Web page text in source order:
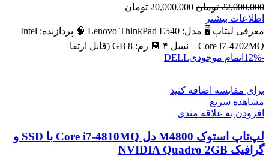
22,000,000 تومان قیمت
22,000,000 تومان
20,000,000 تومان
20,000,000 تومان
است.
اطلاعات بیشتر
معرفی لپتاپ 🖥️ مدل: Lenovo ThinkPad E540 🧠 پردازنده: Intel
Core i7‑4702MQ – نسل ۴ 💾 رم: 8 GB (قابل ارتقا
-12%
اتمام موجودیDELL
برای مقایسه اضافه کنید
مشاهده سریع
افزودن به علاقه مندی
لپ‌تاپ استوک M4800 دل Core i7-4810MQ با SSD و
گرافیک NVIDIA Quadro 2GB